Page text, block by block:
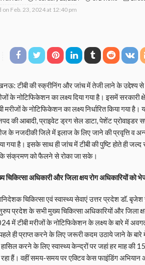
on Feb. 23, 2024 at 12:40 pm
टीबी की स्क्रीनिंग और जांच में तेजी लाने के उद्देश्य
के नोटिफिकेशन का लक्ष्य दिया गया है। इसमें
मरीजों के नोटिफिकेशन का लक्ष्य निर्धारित किया गया
की आबादी, प्राइवेट ड्रग सेल डाटा, पेशेंट प्रोवाइडर
के नजदीकी जिले में इलाज के लिए जाने की प्रवृत्ति व
गया है। इसके साथ ही जांच में टीबी की पुष्टि होते ही
संक्रमण को फैलने से रोका जा सके।
चिकित्सा अधिकारी और जिला क्षय रोग अधिकारियों को
चिकित्सा एवं स्वास्थ्य सेवाएं उत्तर प्रदेश डॉ.
प्रदेश के सभी मुख्य चिकित्सा अधिकारियों और जिला
में टीबी मरीजों के नोटिफिकेशन के लक्ष्य के बारे में
ही प्राप्त करने के लिए जरूरी कदम उठाये जाने के बारे
करने के लिए स्वास्थ्य केन्द्रों पर जहां हर माह की
हैं। वहीं समय-समय पर एक्टिव केस फाइंडिंग अभियान